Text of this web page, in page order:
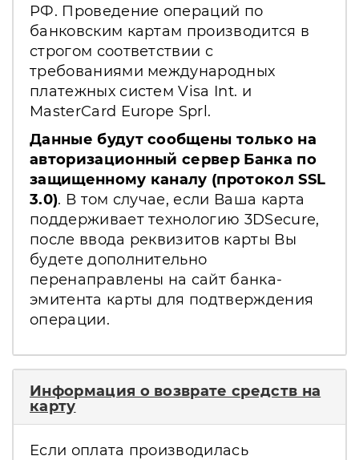
РФ. Проведение операций по
банковским картам производится в
строгом соответствии с
требованиями международных
платежных систем Visa Int. и
MasterCard Europe Sprl.
Данные будут сообщены только на
авторизационный сервер Банка по
защищенному каналу (протокол SSL
3.0). В том случае, если Ваша карта
поддерживает технологию 3DSecure,
после ввода реквизитов карты Вы
будете дополнительно
перенаправлены на сайт банка-
эмитента карты для подтверждения
операции.
Информация о возврате средств на
карту
Если оплата производилась